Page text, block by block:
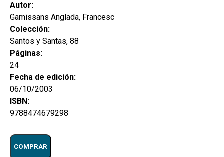
Autor:
Gamissans Anglada, Francesc
Colección:
Santos y Santas, 88
Páginas:
24
Fecha de edición:
06/10/2003
ISBN:
9788474679298
COMPRAR